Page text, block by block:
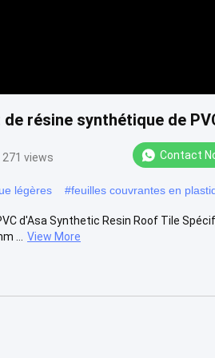
résine synthétique de
271 views Contact
légères #feuilles couvrantes en
d'Asa Synthetic Resin Roof Tile
...
View More